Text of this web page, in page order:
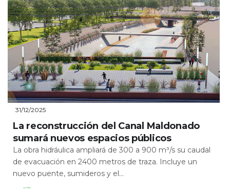
31/12/2025
La reconstrucción del Canal Maldonado
sumará nuevos espacios públicos
La obra hidráulica ampliará de 300 a 900 m³/s su caudal
de evacuación en 2400 metros de traza. Incluye un
nuevo puente, sumideros y el...
Leer Más